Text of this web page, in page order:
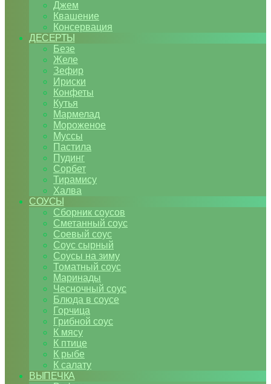
Джем
Квашение
Консервация
ДЕСЕРТЫ
Безе
Желе
Зефир
Ириски
Конфеты
Кутья
Мармелад
Мороженое
Муссы
Пастила
Пудинг
Сорбет
Тирамису
Халва
СОУСЫ
Сборник соусов
Сметанный соус
Соевый соус
Соус сырный
Соусы на зиму
Томатный соус
Маринады
Чесночный соус
Блюда в соусе
Горчица
Грибной соус
К мясу
К птице
К рыбе
К салату
ВЫПЕЧКА